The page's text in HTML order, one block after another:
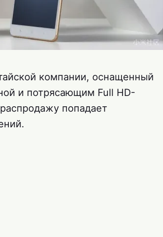
компании, оснащенный
и потрясающим Full HD-
попадает